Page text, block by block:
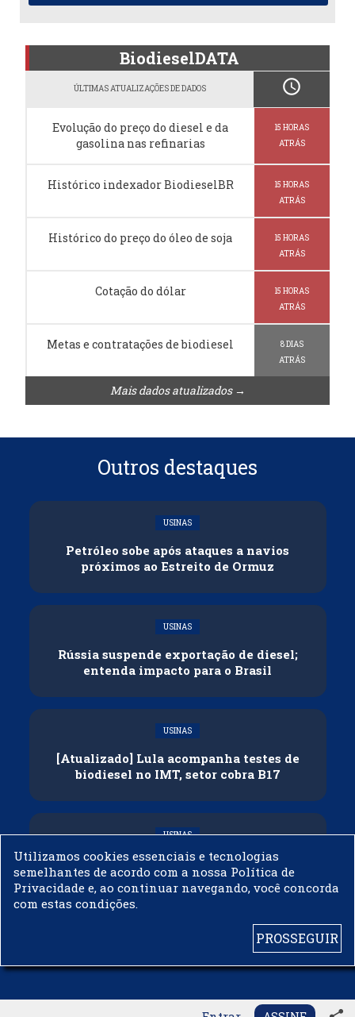
BiodieselDATA
ÚLTIMAS ATUALIZAÇÕES DE DADOS schedule
Evolução do preço do diesel e da
gasolina nas refinarias
15 HORAS
ATRÁS
Histórico indexador BiodieselBR
15 HORAS
ATRÁS
Histórico do preço do óleo de soja
15 HORAS
ATRÁS
Cotação do dólar
15 HORAS
ATRÁS
Metas e contratações de biodiesel
8 DIAS
ATRÁS
Mais dados atualizados →
Outros destaques
USINAS
Petróleo sobe após ataques a navios
próximos ao Estreito de Ormuz
USINAS
Rússia suspende exportação de diesel;
entenda impacto para o Brasil
USINAS
[Atualizado] Lula acompanha testes de
biodiesel no IMT, setor cobra B17
USINAS
Governo adia reunião sobre mistura de
etanol na gasolina
Utilizamos cookies essenciais e tecnologias
semelhantes de acordo com a nossa Política de
Privacidade e, ao continuar navegando, você concorda
com estas condições.
PROSSEGUIR